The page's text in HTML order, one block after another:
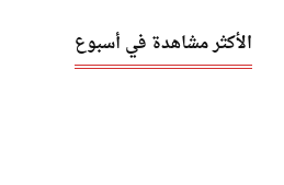
الأكثر مشاهدة في أسبوع